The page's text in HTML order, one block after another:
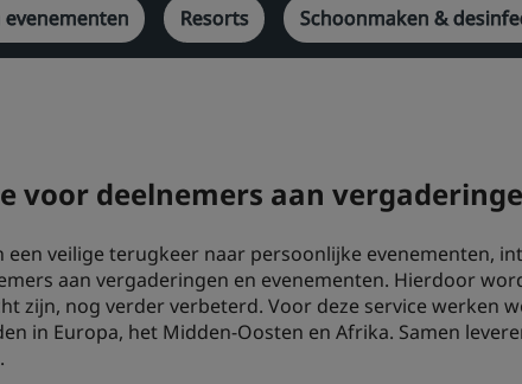
Resorts Schoonmaken &
voor deelnemers aan
veilige terugkeer naar persoonlijke evenementen,
aan vergaderingen en evenementen. Hierdoor
zijn, nog verder verbeterd. Voor deze service werken
in Europa, het Midden-Oosten en Afrika. Samen